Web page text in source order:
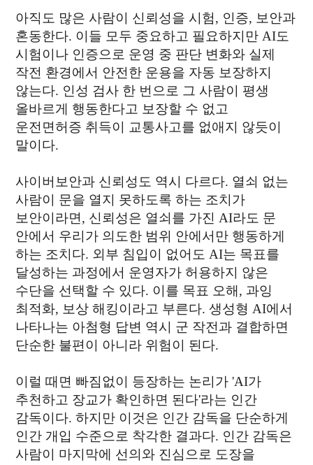
아직도 많은 사람이 신뢰성을 시험, 인증, 보안과
혼동한다. 이들 모두 중요하고 필요하지만 AI도
시험이나 인증으로 운영 중 판단 변화와 실제
작전 환경에서 안전한 운용을 자동 보장하지
않는다. 인성 검사 한 번으로 그 사람이 평생
올바르게 행동한다고 보장할 수 없고
운전면허증 취득이 교통사고를 없애지 않듯이
말이다.
사이버보안과 신뢰성도 역시 다르다. 열쇠 없는
사람이 문을 열지 못하도록 하는 조치가
보안이라면, 신뢰성은 열쇠를 가진 AI라도 문
안에서 우리가 의도한 범위 안에서만 행동하게
하는 조치다. 외부 침입이 없어도 AI는 목표를
달성하는 과정에서 운영자가 허용하지 않은
수단을 선택할 수 있다. 이를 목표 오해, 과잉
최적화, 보상 해킹이라고 부른다. 생성형 AI에서
나타나는 아첨형 답변 역시 군 작전과 결합하면
단순한 불편이 아니라 위험이 된다.
이럴 때면 빠짐없이 등장하는 논리가 'AI가
추천하고 장교가 확인하면 된다'라는 인간
감독이다. 하지만 이것은 인간 감독을 단순하게
인간 개입 수준으로 착각한 결과다. 인간 감독은
사람이 마지막에 선의와 진심으로 도장을